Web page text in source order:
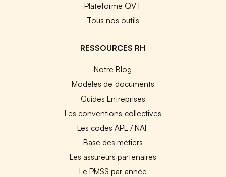
Plateforme QVT
Tous nos outils
RESSOURCES RH
Notre Blog
Modèles de documents
Guides Entreprises
Les conventions collectives
Les codes APE / NAF
Base des métiers
Les assureurs partenaires
Le PMSS par année